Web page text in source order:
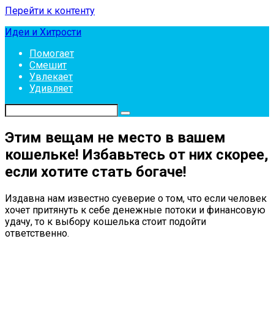
Перейти к контенту
Идеи и Хитрости
Помогает
Смешит
Увлекает
Удивляет
Этим вещам не место в вашем
кошельке! Избавьтесь от них скорее,
если хотите стать богаче!
Издавна нам известно суеверие о том, что если человек
хочет притянуть к себе денежные потоки и финансовую
удачу, то к выбору кошелька стоит подойти
ответственно.